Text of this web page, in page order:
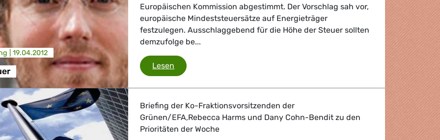
| 19.04.2012
Europäischen Kommission abgestimmt. Der Vorschlag sah vor,
europäische Mindeststeuersätze auf Energieträger
festzulegen. Ausschlaggebend für die Höhe der Steuer sollten
demzufolge be...
Lesen Energiesteuer
Briefing der Ko-Fraktionsvorsitzenden der
Grünen/EFA,Rebecca Harms und Dany Cohn-Bendit zu den
Prioritäten der Woche